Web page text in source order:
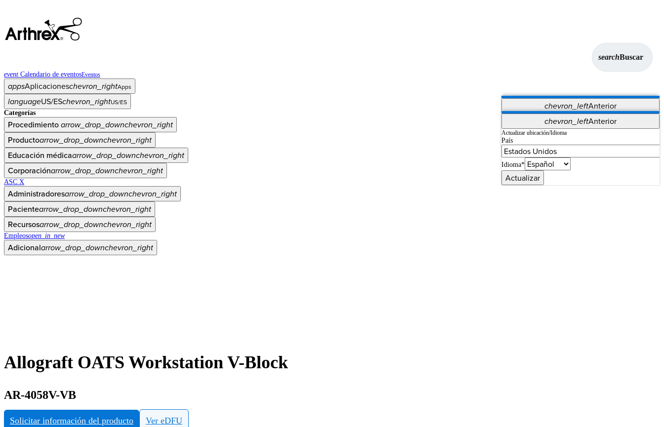
searchBuscar
event Calendario de eventosEventos
appsAplicacioneschevron_rightApps
chevron_leftAnterior
Vet Systems OrthoPedia Patient
Supplier Portal
Synergy Imaging & Resection
languageUS/ESchevron_rightUS/ES
chevron_leftAnterior
Actualizar ubicación/Idioma
País
Idioma*
Actualizar
Categorías
Procedimientoarrow_drop_downchevron_right
Productoarrow_drop_downchevron_right
Educación médicaarrow_drop_downchevron_right
Corporaciónarrow_drop_downchevron_right
ASC X
Administradoresarrow_drop_downchevron_right
Pacientearrow_drop_downchevron_right
Recursosarrow_drop_downchevron_right
Empleosopen_in_new
Adicionalarrow_drop_downchevron_right
Allograft OATS Workstation V-Block
AR-4058V-VB
Solicitar información del producto Ver eDFU